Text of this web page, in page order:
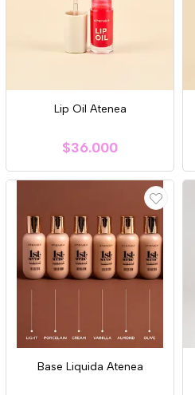
Lip Oil Atenea
$36.000
Base Liquida Atenea